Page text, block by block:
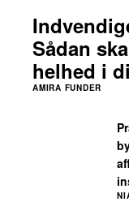
Sådan
helhed i
AMIRA FUNDER